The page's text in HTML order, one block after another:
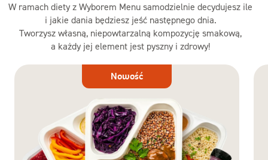
W ramach diety z Wyborem Menu samodzielnie decydujesz ile
i jakie dania będziesz jeść następnego dnia.
Tworzysz własną, niepowtarzalną kompozycję smakową,
a każdy jej element jest pyszny i zdrowy!
Dieta
Nowość